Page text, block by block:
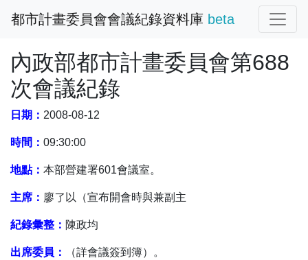
都市計畫委員會會議紀錄資料庫 beta
內政部都市計畫委員會第688
次會議紀錄
日期： 2008-08-12
時間： 09:30:00
地點： 本部營建署601會議室。
主席： 廖了以（宣布開會時與兼副主
紀錄彙整： 陳政均
出席委員： （詳會議簽到簿）。